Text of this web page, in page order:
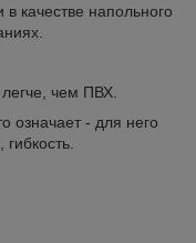
качестве напольного
чем ПВХ.
означает - для него